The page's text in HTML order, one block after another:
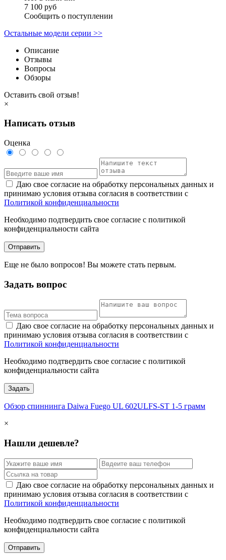
7 100 руб
Сообщить о поступлении
Остальные модели серии >>
Описание
Отзывы
Вопросы
Обзоры
Оставить свой отзыв!
×
Написать отзыв
Оценка
Даю свое согласие на обработку персональных данных и
принимаю условия отзыва согласия в соответствии с
Политикой конфиденциальности
Необходимо подтвердить свое согласие с политикой
конфиденциальности сайта
Отправить
Еще не было вопросов! Вы можете стать первым.
Задать вопрос
Даю свое согласие на обработку персональных данных и
принимаю условия отзыва согласия в соответствии с
Политикой конфиденциальности
Необходимо подтвердить свое согласие с политикой
конфиденциальности сайта
Задать
Обзор спиннинга Daiwa Fuego UL 602ULFS-ST 1-5 грамм
×
Нашли дешевле?
Даю свое согласие на обработку персональных данных и
принимаю условия отзыва согласия в соответствии с
Политикой конфиденциальности
Необходимо подтвердить свое согласие с политикой
конфиденциальности сайта
Отправить